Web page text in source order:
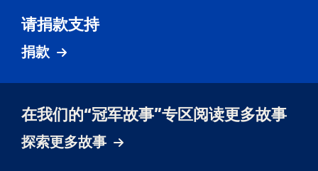
请捐款支持
捐款
在我们的“冠军故事”专区阅读更多故事
探索更多故事